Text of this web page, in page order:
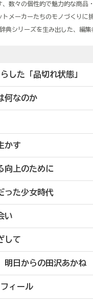
、数々の個性的で魅力的な商
メーカーたちのモノづくりに
典シリーズを生み出した、編
した「品切れ状態」
何なのか
かす
向上のために
った少女時代
い
して
明日からの田沢あかね
ィール